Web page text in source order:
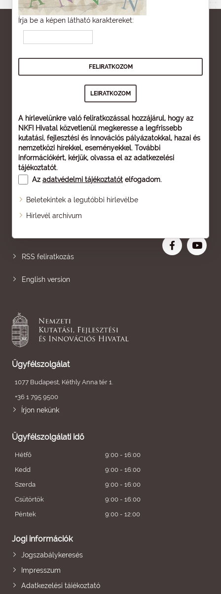
Írja be a képen látható karaktereket:
A hírlevelünkre való feliratkozással hozzájárul, hogy az
NKFI Hivatal közvetlenül megkeresse a legfrissebb
kutatási, fejlesztési és innovációs pályázatokkal, hazai és
nemzetközi hírekkel, eseményekkel. További
információkért, kérjük, olvassa el az adatkezelési
tájékoztatót.
Az adatvédelmi tájékoztatót elfogadom.
Beletekintek a legutóbbi hírlevélbe
Hírlevél archívum
Oldaltérkép
RSS feliratkozás
English version
Ügyfélszolgálat
1077 Budapest, Kéthly Anna tér 1.
+36 1 795 9500
Írjon nekünk
Ügyfélszolgálati idő
Hétfő
9:00 - 16:00
Kedd
9:00 - 16:00
Szerda
9:00 - 16:00
Csütörtök
9:00 - 16:00
Péntek
9:00 - 12:00
Jogi információk
Jogszabálykeresés
Impresszum
Adatkezelési tájékoztató